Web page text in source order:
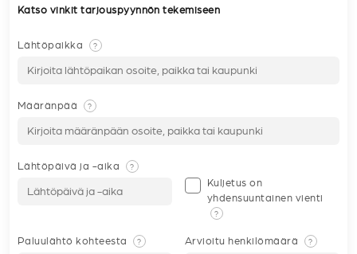
Katso vinkit tarjouspyynnön tekemiseen
Lähtöpaikka ?
Määränpää ?
Lähtöpäivä ja -aika ?
Kuljetus on
yhdensuuntainen vienti
?
Paluulähtö kohteesta ? Arvioitu henkilömäärä ?